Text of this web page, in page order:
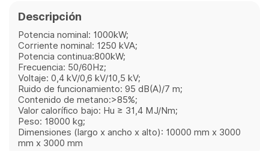
Descripción
Potencia nominal: 1000kW;
Corriente nominal: 1250 kVA;
Potencia continua:800kW;
Frecuencia: 50/60Hz;
Voltaje: 0,4 kV/0,6 kV/10,5 kV;
Ruido de funcionamiento: 95 dB(A)/7 m;
Contenido de metano:>85%;
Valor calorífico bajo: Hu ≥ 31,4 MJ/Nm;
Peso: 18000 kg;
Dimensiones (largo x ancho x alto): 10000 mm x 3000
mm x 3000 mm